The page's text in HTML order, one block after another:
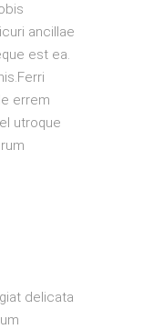
ancillae
est ea.
errem
utroque
delicata